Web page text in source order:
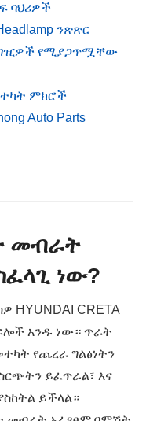
ባህሪዎች
ንጽጽር
የሚያጋጥሟቸው
ምክሮች
Auto Parts
መብራት
ነው?
CRETA
አንዱ ነው። ጥራት
የጨረራ ግልፅነትን
ይፈጥራል፣ እና
ይችላል።